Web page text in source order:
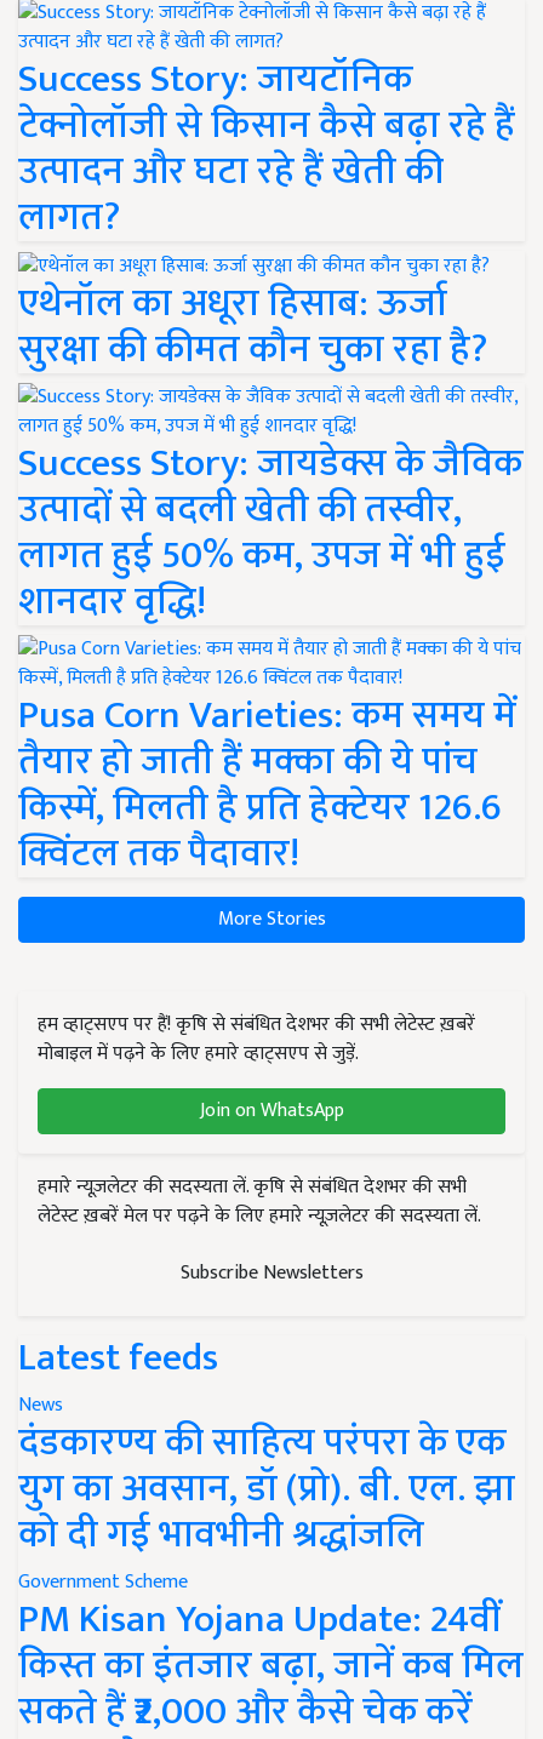
Success Story: जायटॉनिक
टेक्नोलॉजी से किसान कैसे बढ़ा रहे हैं
उत्पादन और घटा रहे हैं खेती की
लागत?
एथेनॉल का अधूरा हिसाब: ऊर्जा
सुरक्षा की कीमत कौन चुका रहा है?
Success Story: जायडेक्स के जैविक
उत्पादों से बदली खेती की तस्वीर,
लागत हुई 50% कम, उपज में भी हुई
शानदार वृद्धि!
Pusa Corn Varieties: कम समय में
तैयार हो जाती हैं मक्का की ये पांच
किस्में, मिलती है प्रति हेक्टेयर 126.6
क्विंटल तक पैदावार!
More Stories
हम व्हाट्सएप पर हैं! कृषि से संबंधित देशभर की सभी लेटेस्ट ख़बरें
मोबाइल में पढ़ने के लिए हमारे व्हाट्सएप से जुड़ें.
Join on WhatsApp
हमारे न्यूज़लेटर की सदस्यता लें. कृषि से संबंधित देशभर की सभी
लेटेस्ट ख़बरें मेल पर पढ़ने के लिए हमारे न्यूज़लेटर की सदस्यता लें.
Subscribe Newsletters
Latest feeds
News
दंडकारण्य की साहित्य परंपरा के एक
युग का अवसान, डॉ (प्रो). बी. एल. झा
को दी गई भावभीनी श्रद्धांजलि
Government Scheme
PM Kisan Yojana Update: 24वीं
किस्त का इंतजार बढ़ा, जानें कब मिल
सकते हैं ₹2,000 और कैसे चेक करें